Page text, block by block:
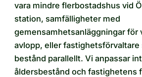
vara mindre flerbostadshus vid
station, samfälligheter med
gemensamhetsanläggningar för
avlopp, eller fastighetsförvaltare
bestånd parallellt. Vi anpassar
åldersbestånd och fastighetens